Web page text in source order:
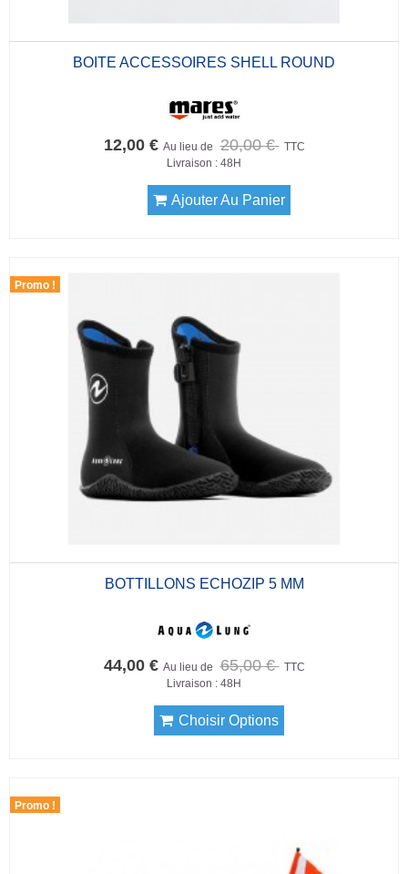
BOITE ACCESSOIRES SHELL ROUND
12,00 € Au lieu de 20,00 € TTC
Livraison : 48H
Ajouter Au Panier
Promo !
BOTTILLONS ECHOZIP 5 MM
44,00 € Au lieu de 65,00 € TTC
Livraison : 48H
Choisir Options
Promo !